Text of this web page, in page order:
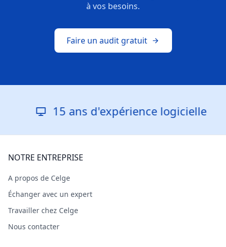
à vos besoins.
Faire un audit gratuit
15 ans d'expérience logicielle
NOTRE ENTREPRISE
A propos de Celge
Échanger avec un expert
Travailler chez Celge
Nous contacter